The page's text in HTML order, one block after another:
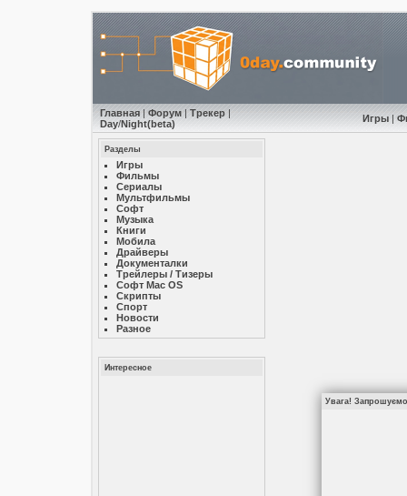
Главная| Форум| Трекер|
Day/Night(beta) Игры|
Разделы
Игры
Фильмы
Сериалы
Мультфильмы
Софт
Музыкa
Книги
Мобила
Драйверы
Документалки
Трейлеры / Тизеры
Софт Mac OS
Скрипты
Спорт
Новости
Разное
Интересное
Увага! Запрошуємо